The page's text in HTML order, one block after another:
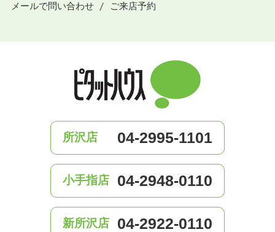
メールで問い合わせ
ご来店予約
所沢店 04-2995-1101
小手指店 04-2948-0110
新所沢店 04-2922-0110